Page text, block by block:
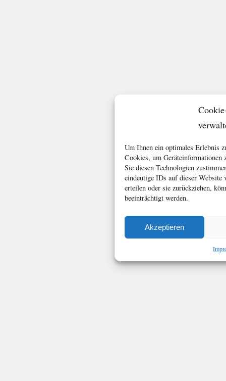
Um Ihnen ein optimales Erlebnis
Cookies, um Geräteinformationen
Sie diesen Technologien
eindeutige IDs auf dieser
erteilen oder sie zurückziehen,
beeinträchtigt werden.
Akzeptieren